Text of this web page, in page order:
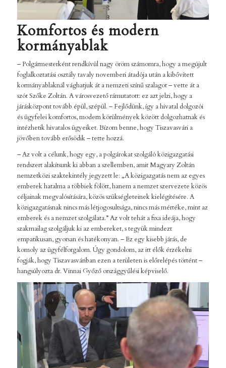
Komfortos és modern
kormányablak
– Polgármesterként rendkívül nagy öröm számomra, hogy a megújult
foglalkoztatási osztály tavaly novemberi átadója után a kibővített
kormányablaknál vághatjuk át a nemzeti színű szalagot – vette át a
szót Szőke Zoltán. A városvezető rámutatott: ez azt jelzi, hogy a
járásközpont tovább épül, szépül. – Fejlődünk, így a hivatal dolgozói
és ügyfelei komfortos, modern körülmények között dolgozhatnak és
intézhetik hivatalos ügyeiket. Bízom benne, hogy Tiszavasvári a
jövőben tovább erősödik – tette hozzá.
– Az volt a célunk, hogy egy, a polgárokat szolgáló közigazgatási
rendszert alakítsunk ki abban a szellemben, amit Magyary Zoltán
nemzetközi szaktekintély jegyzett le: „A közigazgatás nem az egyes
emberek hatalma a többiek fölött, hanem a nemzet szervezete közös
céljainak megvalósítására, közös szükségleteinek kielégítésére. A
közigazgatásnak nincs más létjogosultsága, nincs más mértéke, mint az
emberek és a nemzet szolgálata.” Az volt tehát a fixa ideája, hogy
szakmailag szolgáljuk ki az embereket, s tegyük mindezt
empatikusan, gyorsan és hatékonyan. – Ez egy kisebb járás, de
komoly az ügyfélforgalom. Úgy gondolom, az itt élők érzékelni
fogják, hogy Tiszavasváriban ezen a területen is előrelépés történt –
hangsúlyozta dr. Vinnai Győző országgyűlési képviselő.